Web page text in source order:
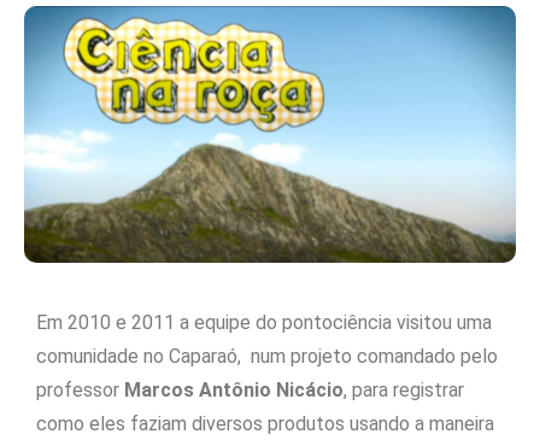
Em 2010 e 2011 a equipe do pontociência visitou uma
comunidade no Caparaó, num projeto comandado pelo
professor Marcos Antônio Nicácio, para registrar
como eles faziam diversos produtos usando a maneira